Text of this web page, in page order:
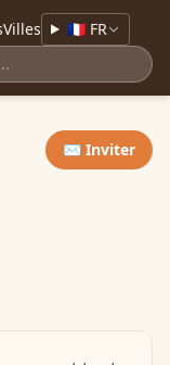
Villes 🇫🇷 FR
✉️ Inviter